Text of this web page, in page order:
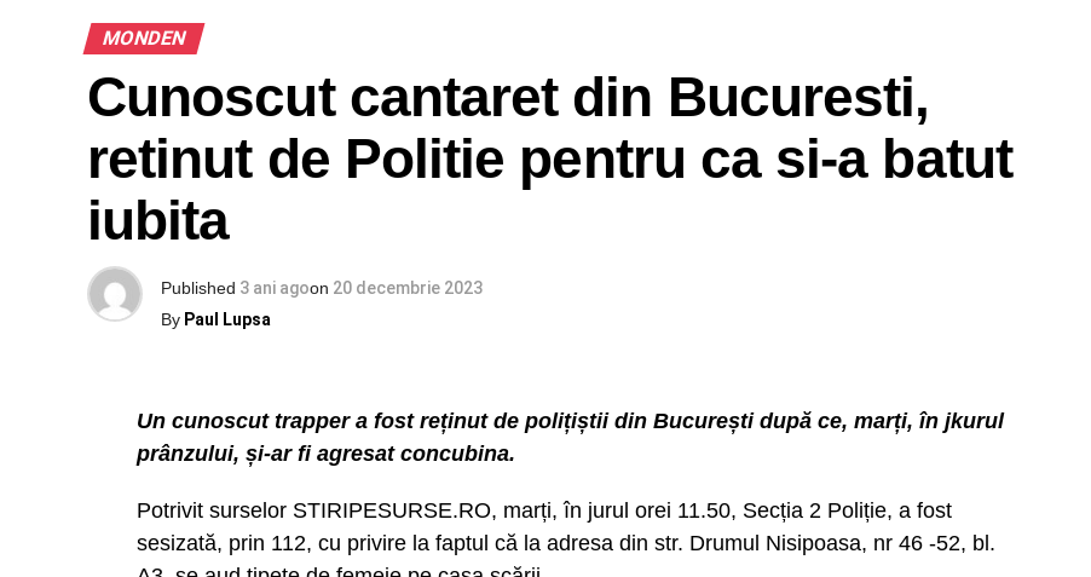
MONDEN
Cunoscut cantaret din Bucuresti,
retinut de Politie pentru ca si-a batut
iubita
Published 3 ani agoon 20 decembrie 2023
By Paul Lupsa
Un cunoscut trapper a fost reținut de polițiștii din București după ce, marți, în jkurul
prânzului, și-ar fi agresat concubina.
Potrivit surselor STIRIPESURSE.RO, marți, în jurul orei 11.50, Secția 2 Poliție, a fost
sesizată, prin 112, cu privire la faptul că la adresa din str. Drumul Nisipoasa, nr 46 -52, bl.